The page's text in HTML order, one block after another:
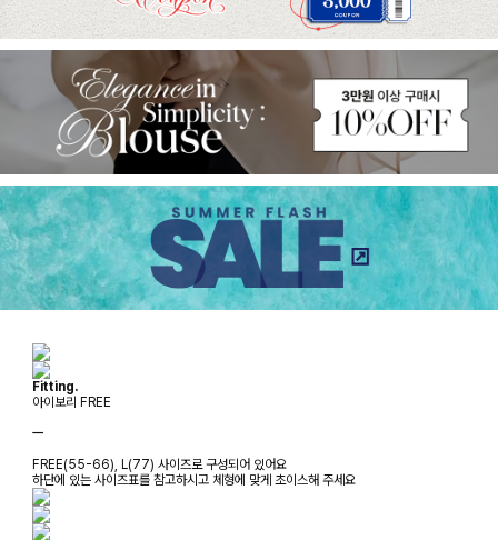
Fitting.
아이보리 FREE
ㅡ
FREE(55-66), L(77) 사이즈로 구성되어 있어요
하단에 있는 사이즈표를 참고하시고 체형에 맞게 초이스해 주세요